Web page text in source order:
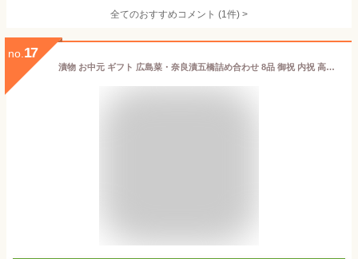
全てのおすすめコメント (1件) >
no. 17
漬物 お中元 ギフト 広島菜・奈良漬五橋詰め合わせ 8品 御祝 内祝 高級漬物 送料無料 うまもん 029b 父の日